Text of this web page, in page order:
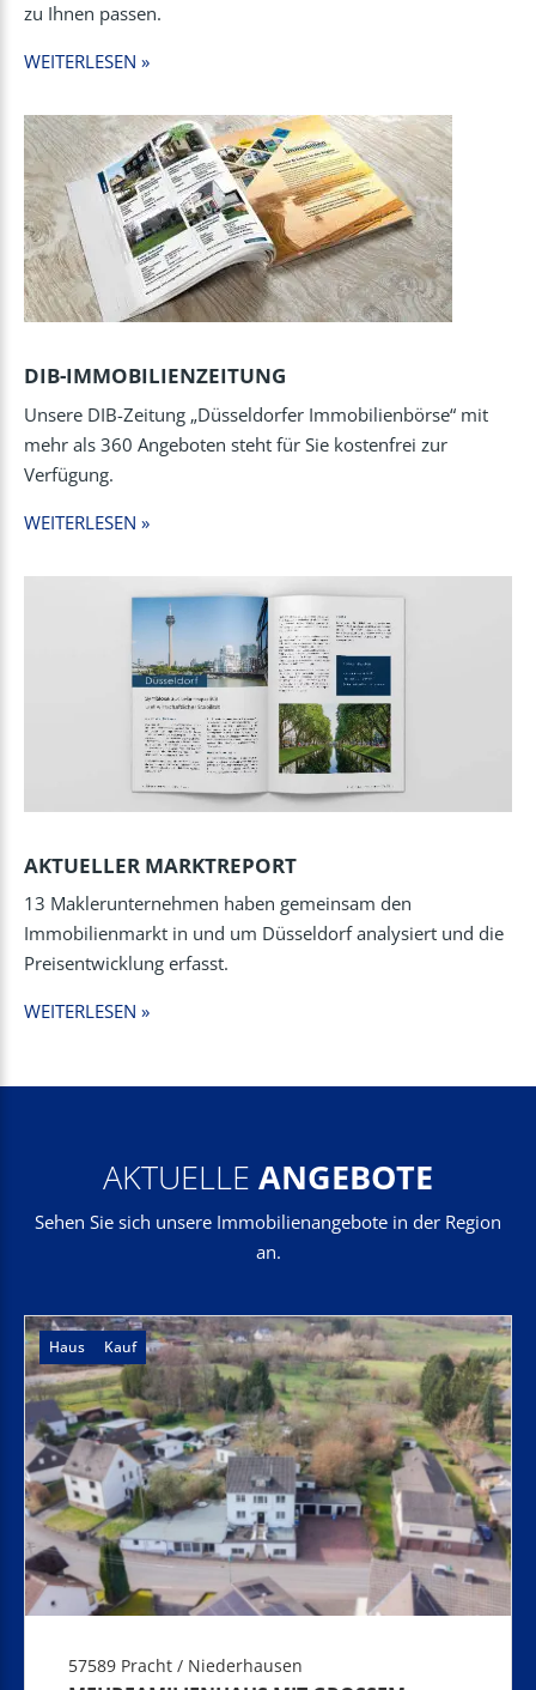
zu Ihnen passen.
WEITERLESEN »
DIB-IMMOBILIENZEITUNG
Unsere DIB-Zeitung „Düsseldorfer Immobilienbörse“ mit
mehr als 360 Angeboten steht für Sie kostenfrei zur
Verfügung.
WEITERLESEN »
AKTUELLER MARKTREPORT
13 Maklerunternehmen haben gemeinsam den
Immobilienmarkt in und um Düsseldorf analysiert und die
Preisentwicklung erfasst.
WEITERLESEN »
AKTUELLE ANGEBOTE
Sehen Sie sich unsere Immobilienangebote in der Region
an.
Haus Kauf
57589 Pracht / Niederhausen